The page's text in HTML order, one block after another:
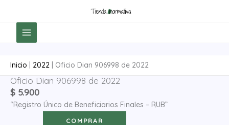
contenido
Inicio 2022 Oficio Dian 906998 de 2022
Oficio Dian 906998 de 2022
$ 5.900
“Registro Único de Beneficiarios Finales – RUB”
Oficio
Dian
906998
COMPRAR